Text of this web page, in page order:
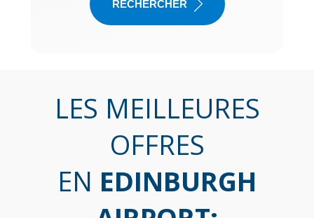
RECHERCHER
LES MEILLEURES
OFFRES
EN EDINBURGH